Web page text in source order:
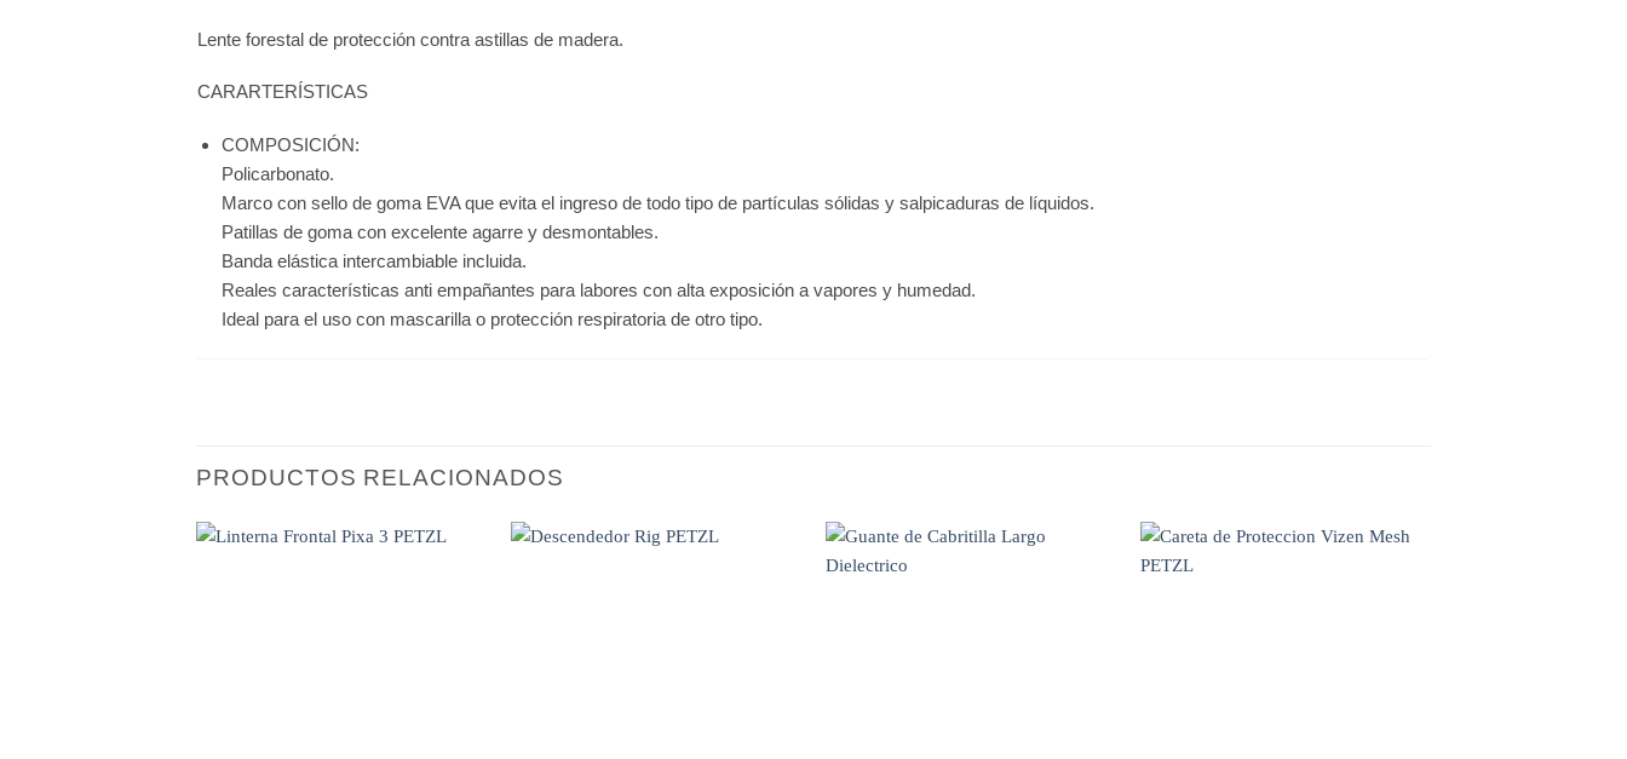
Lente forestal de protección contra astillas de madera.
CARARTERÍSTICAS
COMPOSICIÓN:
Policarbonato.
Marco con sello de goma EVA que evita el ingreso de todo tipo de partículas sólidas y salpicaduras de líquidos.
Patillas de goma con excelente agarre y desmontables.
Banda elástica intercambiable incluida.
Reales características anti empañantes para labores con alta exposición a vapores y humedad.
Ideal para el uso con mascarilla o protección respiratoria de otro tipo.
PRODUCTOS RELACIONADOS